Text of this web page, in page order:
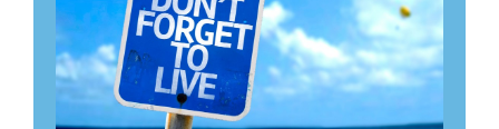
Bedrijven
Klik hier voor ons bedrijfsaanbod